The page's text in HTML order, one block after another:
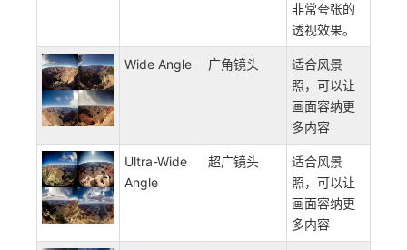
非常夸张的
透视效果。
Wide Angle 广角镜头
适合风景
照，可以让
画面容纳更
多内容
Ultra-Wide
Angle
超广镜头
适合风景
照，可以让
画面容纳更
多内容